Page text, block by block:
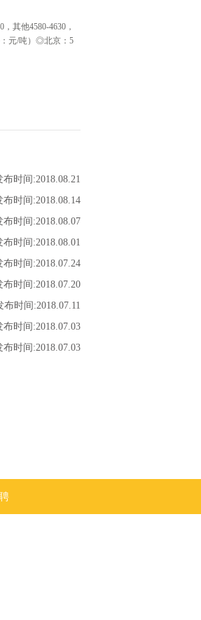
其他4580-4630，
：元/吨）◎北京：5
元/吨，1800报4930-
元/吨，2.75SPHC报
场价格涨40，现中
元/吨）◎天津：5日
布时间:2018.08.21
布时间:2018.08.14
布时间:2018.08.07
布时间:2018.08.01
布时间:2018.07.24
布时间:2018.07.20
布时间:2018.07.11
布时间:2018.07.03
布时间:2018.07.03